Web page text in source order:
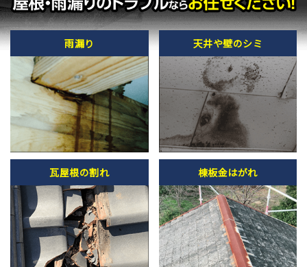
雨漏り 天井や壁のシミ
瓦屋根の割れ 棟板金はがれ